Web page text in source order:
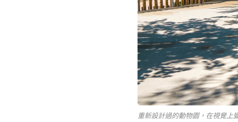
重新設計過的動物園，在視覺上